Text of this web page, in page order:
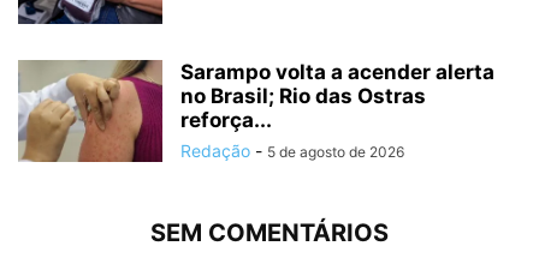
Sarampo volta a acender alerta
no Brasil; Rio das Ostras
reforça...
Redação - 5 de agosto de 2026
SEM COMENTÁRIOS